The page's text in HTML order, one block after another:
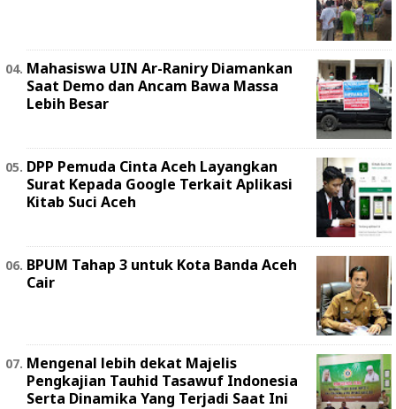
Mahasiswa UIN Ar-Raniry Diamankan
Saat Demo dan Ancam Bawa Massa
Lebih Besar
DPP Pemuda Cinta Aceh Layangkan
Surat Kepada Google Terkait Aplikasi
Kitab Suci Aceh
BPUM Tahap 3 untuk Kota Banda Aceh
Cair
Mengenal lebih dekat Majelis
Pengkajian Tauhid Tasawuf Indonesia
Serta Dinamika Yang Terjadi Saat Ini